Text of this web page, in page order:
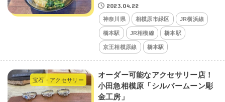
2023.04.22
神奈川県 相模原市緑区 JR横浜線
橋本駅 JR相模線 橋本駅
京王相模原線 橋本駅
宝石・アクセサリー
オーダー可能なアクセサリー店！
小田急相模原「シルバームーン彫
金工房」